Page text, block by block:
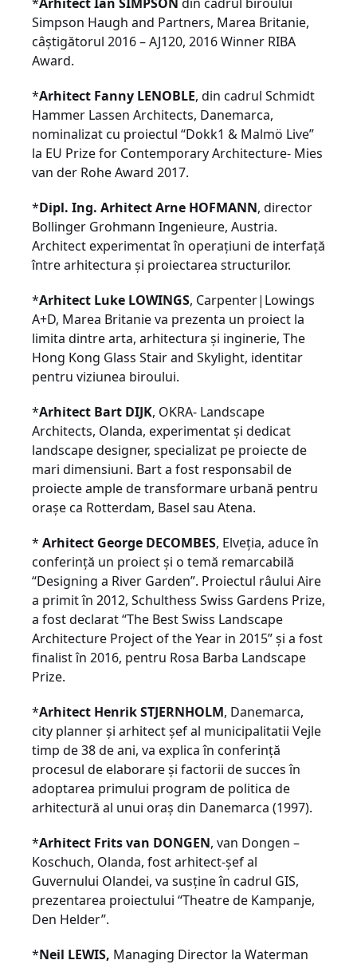
Simpson Haugh and Partners, Marea Britanie,
câștigătorul 2016 – AJ120, 2016 Winner RIBA
Award.
*Arhitect Fanny LENOBLE, din cadrul Schmidt
Hammer Lassen Architects, Danemarca,
nominalizat cu proiectul “Dokk1 & Malmö Live”
la EU Prize for Contemporary Architecture- Mies
van der Rohe Award 2017.
*Dipl. Ing. Arhitect Arne HOFMANN, director
Bollinger Grohmann Ingenieure, Austria.
Architect experimentat în operațiuni de interfață
între arhitectura și proiectarea structurilor.
*Arhitect Luke LOWINGS, Carpenter|Lowings
A+D, Marea Britanie va prezenta un proiect la
limita dintre arta, arhitectura și inginerie, The
Hong Kong Glass Stair and Skylight, identitar
pentru viziunea biroului.
*Arhitect Bart DIJK, OKRA- Landscape
Architects, Olanda, experimentat și dedicat
landscape designer, specializat pe proiecte de
mari dimensiuni. Bart a fost responsabil de
proiecte ample de transformare urbană pentru
orașe ca Rotterdam, Basel sau Atena.
* Arhitect George DECOMBES, Elveția, aduce în
conferință un proiect și o temă remarcabilă
“Designing a River Garden”. Proiectul râului Aire
a primit în 2012, Schulthess Swiss Gardens Prize,
a fost declarat “The Best Swiss Landscape
Architecture Project of the Year in 2015” și a fost
finalist în 2016, pentru Rosa Barba Landscape
Prize.
*Arhitect Henrik STJERNHOLM, Danemarca,
city planner și arhitect șef al municipalitatii Vejle
timp de 38 de ani, va explica în conferință
procesul de elaborare și factorii de succes în
adoptarea primului program de politica de
arhitectură al unui oraș din Danemarca (1997).
*Arhitect Frits van DONGEN, van Dongen –
Koschuch, Olanda, fost arhitect-șef al
Guvernului Olandei, va susține în cadrul GIS,
prezentarea proiectului “Theatre de Kampanje,
Den Helder”.
*Neil LEWIS, Managing Director la Waterman